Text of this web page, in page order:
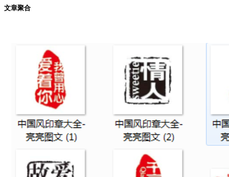
文章聚合